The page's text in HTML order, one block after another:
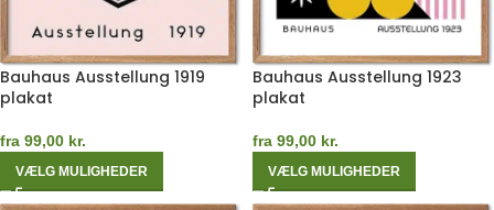
Bauhaus Ausstellung 1919
plakat
fra 99,00 kr.
VÆLG MULIGHEDER
Bauhaus Ausstellung 1923
plakat
fra 99,00 kr.
VÆLG MULIGHEDER